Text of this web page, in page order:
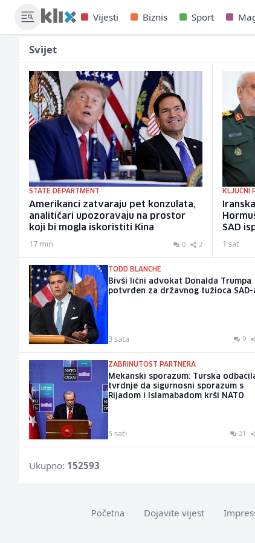
Vijesti Biznis Sport
Svijet
STATE DEPARTMENT
Amerikanci zatvaraju pet konzulata,
analitičari upozoravaju na prostor
koji bi mogla iskoristiti Kina
17 min 0 2
KLJUČNI
SAD
1 sat
TODD BLANCHE
Bivši lični advokat Donalda Trumpa
potvrđen za državnog tužioca SAD-
3 sata 9
ZABRINUTOST PARTNERA
Mekanski sporazum: Turska
tvrdnje da sigurnosni sporazum s
Rijadom i Islamabadom krši NATO
5 sati 31
Ukupno: 152593
Početna Dojavite vijest